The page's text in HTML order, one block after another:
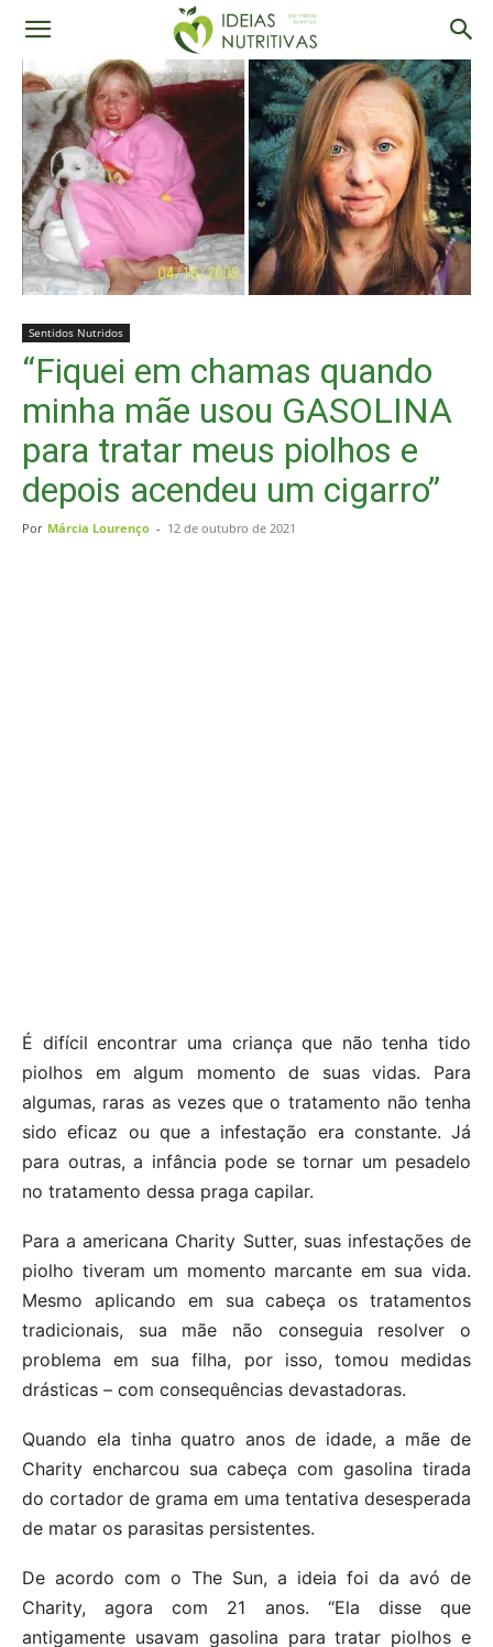
Sentidos Nutridos
“Fiquei em chamas quando
minha mãe usou GASOLINA
para tratar meus piolhos e
depois acendeu um cigarro”
Por Márcia Lourenço - 12 de outubro de 2021
É difícil encontrar uma criança que não tenha tido
piolhos em algum momento de suas vidas. Para
algumas, raras as vezes que o tratamento não tenha
sido eficaz ou que a infestação era constante. Já
para outras, a infância pode se tornar um pesadelo
no tratamento dessa praga capilar.
Para a americana Charity Sutter, suas infestações de
piolho tiveram um momento marcante em sua vida.
Mesmo aplicando em sua cabeça os tratamentos
tradicionais, sua mãe não conseguia resolver o
problema em sua filha, por isso, tomou medidas
drásticas – com consequências devastadoras.
Quando ela tinha quatro anos de idade, a mãe de
Charity encharcou sua cabeça com gasolina tirada
do cortador de grama em uma tentativa desesperada
de matar os parasitas persistentes.
De acordo com o The Sun, a ideia foi da avó de
Charity, agora com 21 anos. “Ela disse que
antigamente usavam gasolina para tratar piolhos e